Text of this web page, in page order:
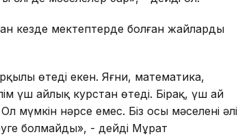
кезде мектептерде болған жайларды
өтеді екен. Яғни, математика,
үш айлық курстан өтеді. Бірақ, үш ай
мүмкін нәрсе емес. Біз осы мәселені әлі
болмайды», - дейді Мұрат